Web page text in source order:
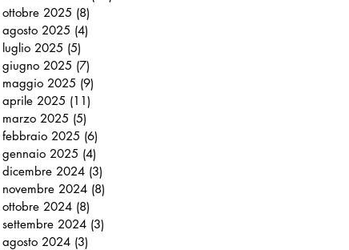
ottobre 2025 (8)
agosto 2025 (4)
luglio 2025 (5)
giugno 2025 (7)
maggio 2025 (9)
aprile 2025 (11)
marzo 2025 (5)
febbraio 2025 (6)
gennaio 2025 (4)
dicembre 2024 (3)
novembre 2024 (8)
ottobre 2024 (8)
settembre 2024 (3)
agosto 2024 (3)